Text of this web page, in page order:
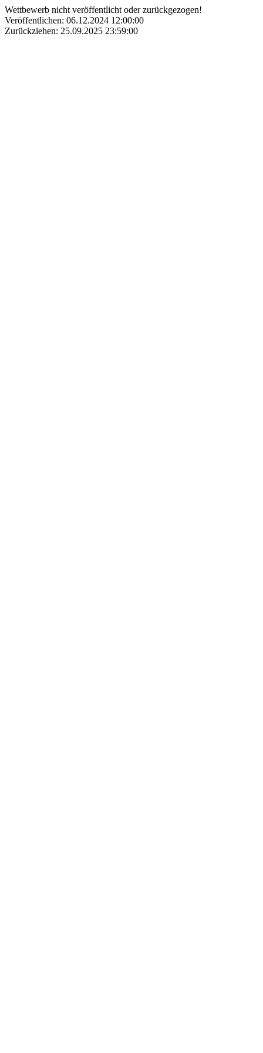
Wettbewerb nicht veröffentlicht oder zurückgezogen!
Veröffentlichen: 06.12.2024 12:00:00
Zurückziehen: 25.09.2025 23:59:00